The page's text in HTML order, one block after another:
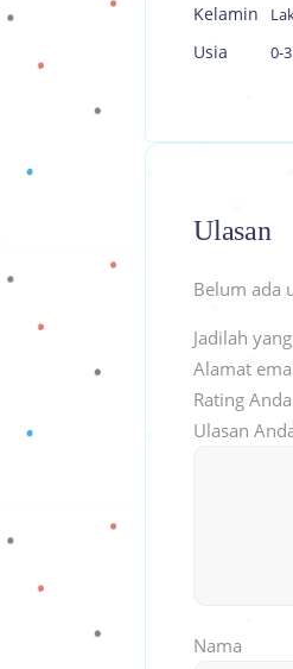
Kelamin
Usia 0-
Ulasan
Belum ada
Jadilah
Alamat
Rating Anda
Ulasan
Nama